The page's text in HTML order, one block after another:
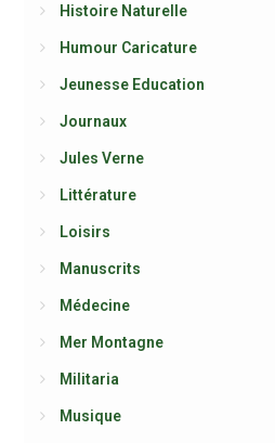
Histoire Naturelle
Humour Caricature
Jeunesse Education
Journaux
Jules Verne
Littérature
Loisirs
Manuscrits
Médecine
Mer Montagne
Militaria
Musique